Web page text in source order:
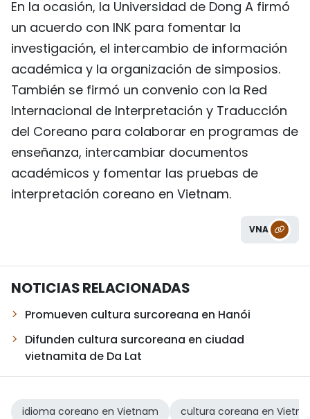
En la ocasión, la Universidad de Dong A firmó
un acuerdo con INK para fomentar la
investigación, el intercambio de información
académica y la organización de simposios.
También se firmó un convenio con la Red
Internacional de Interpretación y Traducción
del Coreano para colaborar en programas de
enseñanza, intercambiar documentos
académicos y fomentar las pruebas de
interpretación coreano en Vietnam.
VNA
NOTICIAS RELACIONADAS
Promueven cultura surcoreana en Hanói
Difunden cultura surcoreana en ciudad
vietnamita de Da Lat
idioma coreano en Vietnam cultura coreana en